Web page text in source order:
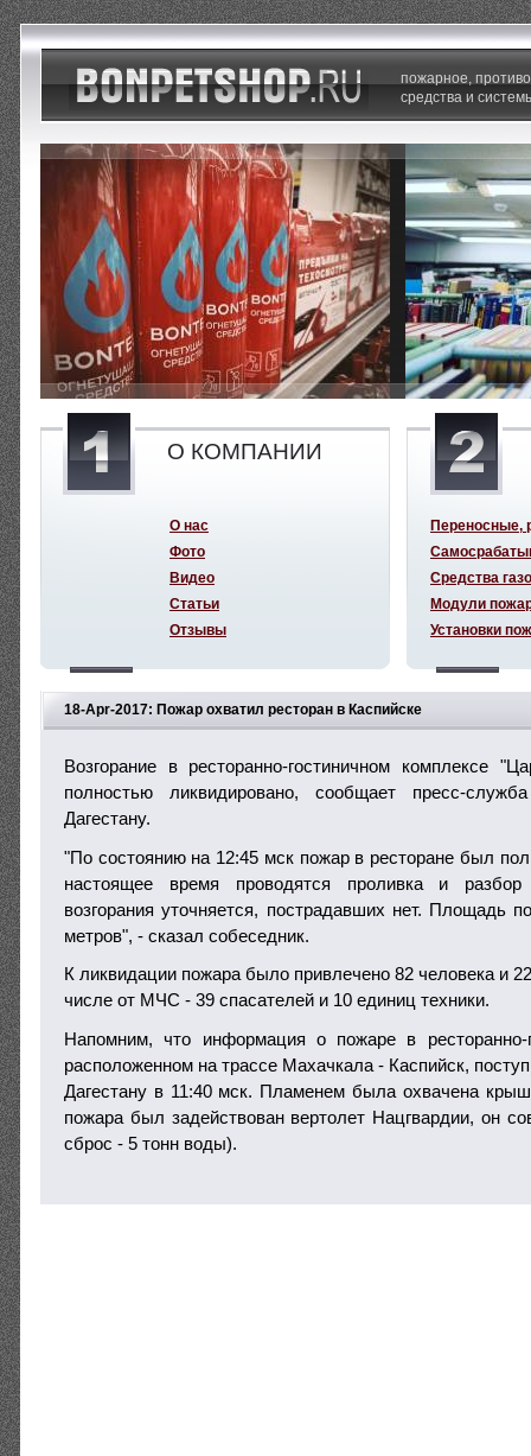
18-Apr-2017: Пожар охватил ресторан в Каспийске
Возгорание в ресторанно-гостиничном комплексе
полностью ликвидировано, сообщает пресс-
Дагестану.
"По состоянию на 12:45 мск пожар в ресторане был
настоящее время проводятся проливка и разбор
возгорания уточняется, пострадавших нет. Площадь
метров", - сказал собеседник.
К ликвидации пожара было привлечено 82 человека и
числе от МЧС - 39 спасателей и 10 единиц техники.
Напомним, что информация о пожаре в ресторанно-
расположенном на трассе Махачкала - Каспийск,
Дагестану в 11:40 мск. Пламенем была охвачена
пожара был задействован вертолет Нацгвардии, он
сброс - 5 тонн воды).
пожарное,
средства и
О КОМПАНИИ
О нас
Фото
Видео
Статьи
Отзывы
Переносные,
Средства
Модули
Установки